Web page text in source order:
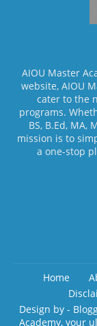
AIOU Master
website, AIOU
cater to the
programs.
BS, B.Ed, MA,
mission is to
a one-stop
Home
Design by -
Academy, your